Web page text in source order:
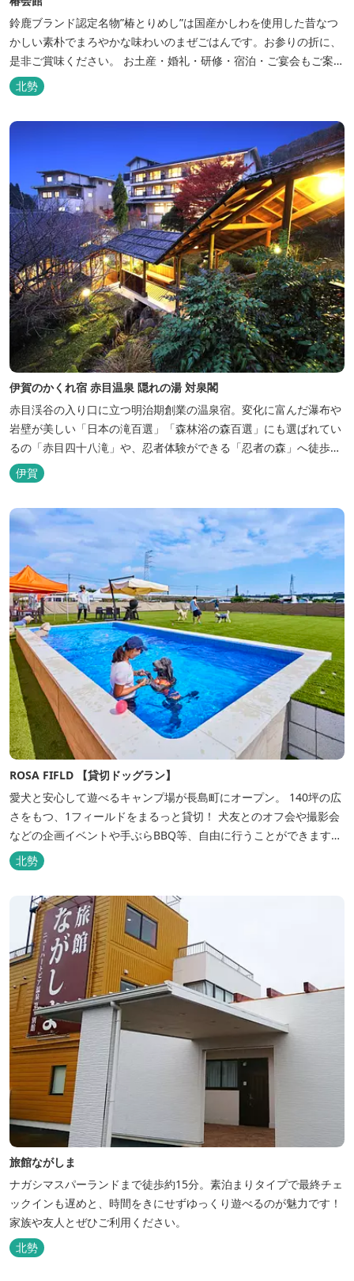
鈴鹿ブランド認定名物”椿とりめし”は国産かしわを使用した昔なつ
かしい素朴でまろやかな味わいのまぜごはんです。お参りの折に、
是非ご賞味ください。 お土産・婚礼・研修・宿泊・ご宴会もご案内
しております。
北勢
伊賀のかくれ宿 赤目温泉 隠れの湯 対泉閣
赤目渓谷の入り口に立つ明治期創業の温泉宿。変化に富んだ瀑布や
岩壁が美しい「日本の滝百選」「森林浴の森百選」にも選ばれてい
るの「赤目四十八滝」や、忍者体験ができる「忍者の森」へ徒歩５
分と観光にも好立地です。 地下１０００メートルから湧くアルカリ
性単純温泉はしっとり滑らかな肌触りで美肌効果も期待できます。
地元のスギ材を用いた大浴場は、泡風呂を備えた「上忍の湯」、打
たせ湯を備えた「くのいちの...
伊賀
ROSA FIFLD 【貸切ドッグラン】
愛犬と安心して遊べるキャンプ場が長島町にオープン。 140坪の広
さをもつ、1フィールドをまるっと貸切！ 犬友とのオフ会や撮影会
などの企画イベントや手ぶらBBQ等、自由に行うことができます。
フードメニューも豊富で手ぶらでBBQを予算に合わせてお選びいた
だき、楽しんでいただくことがてぎます。 ドックランは全面人工芝
べ、エリア...
北勢
旅館ながしま
ナガシマスパーランドまで徒歩約15分。素泊まりタイプで最終チェ
ックインも遅めと、時間をきにせずゆっくり遊べるのが魅力です！
家族や友人とぜひご利用ください。
北勢